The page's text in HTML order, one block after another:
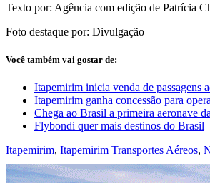
Texto por: Agência com edição de Patrícia
Foto destaque por: Divulgação
Você também vai gostar de:
Itapemirim inicia venda de passagens
Itapemirim ganha concessão para
Chega ao Brasil a primeira aeronave
Flybondi quer mais destinos do Brasil
Itapemirim, Itapemirim Transportes Aéreos,